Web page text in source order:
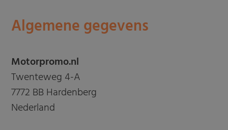
Algemene gegevens
Motorpromo.nl
Twenteweg 4-A
7772 BB Hardenberg
Nederland